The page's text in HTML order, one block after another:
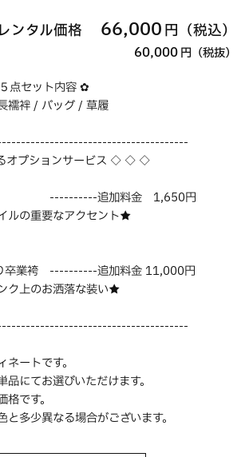
レンタル価格 66,000円（税込）
60,000 円（税抜）
点セット内容 ✿
襦袢 / バッグ / 草履
ションサービス ◇ ◇ ◇
----------追加料金 1,650円
要なアクセント★
業袴 ----------追加料金 11,000円
お洒落な装い★
ネートです。
品にてお選びいただけます。
です。
と多少異なる場合がございます。